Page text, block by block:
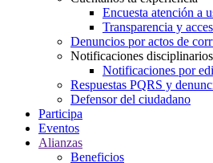
Encuesta atención a
Transparencia y
Denuncios por actos de
Notificaciones disciplinarios
Notificaciones por
Respuestas PQRS y
Defensor del ciudadano
Participa
Eventos
Alianzas
Beneficios